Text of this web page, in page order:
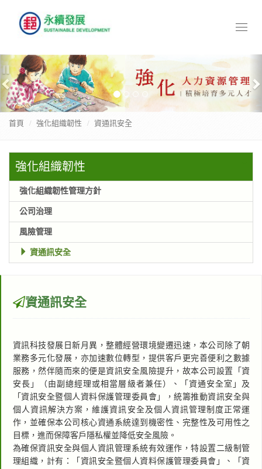
暫
停
Previous
首頁 強化組織韌性 資通訊安全
強化組織韌性
強化組織韌性管理方針
公司治理
風險管理
資通訊安全
資通訊安全
資訊科技發展日新月異，整體經營環境變遷迅速，本公司除了朝
業務多元化發展，亦加速數位轉型，提供客戶更完善便利之數據
服務，然伴隨而來的便是資訊安全風險提升，故本公司設置「資
安長」（由副總經理或相當層級者兼任）、「資通安全室」及
「資訊安全暨個人資料保護管理委員會」，統籌推動資訊安全與
個人資訊解決方案，維護資訊安全及個人資訊管理制度正常運
作，並確保本公司核心資通系統達到機密性、完整性及可用性之
目標，進而保障客戶隱私權並降低安全風險。
為確保資訊安全與個人資訊管理系統有效運作，特設置二級制管
理組織，計有：「資訊安全暨個人資料保護管理委員會」、「資